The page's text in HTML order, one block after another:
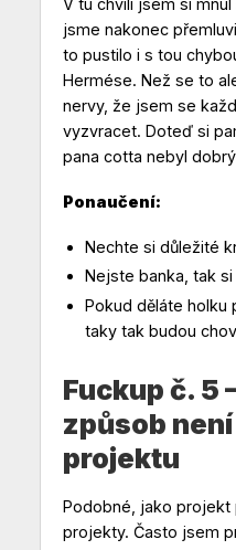
V tu chvíli jsem si
jsme nakonec
to pustilo i s tou
Hermése. Než se to
nervy, že jsem se
vyzvracet. Doteď si
pana cotta nebyl
Ponaučení:
Nechte si důležité
Nejste banka, tak
Pokud děláte holku
taky tak budou
Fuckup č. 5
způsob
projektu
Podobné, jako projekt
projekty. Často jsem